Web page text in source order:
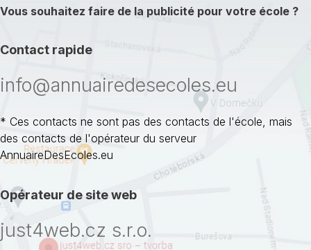
Vous souhaitez faire de la publicité pour votre école ?
Contact rapide
info@annuairedesecoles.eu
* Ces contacts ne sont pas des contacts de l'école, mais
des contacts de l'opérateur du serveur
AnnuaireDesEcoles.eu
Opérateur de site web
just4web.cz s.r.o.